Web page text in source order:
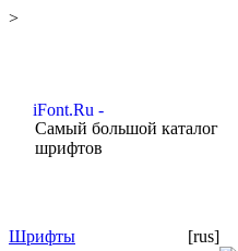
>
Самый большой каталог
шрифтов
Шрифты
[rus]